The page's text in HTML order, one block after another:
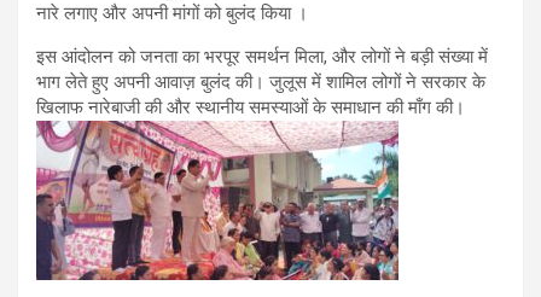
नारे लगाए और अपनी मांगों को बुलंद किया ।
इस आंदोलन को जनता का भरपूर समर्थन मिला, और लोगों ने बड़ी संख्या में
भाग लेते हुए अपनी आवाज़ बुलंद की। जुलूस में शामिल लोगों ने सरकार के
खिलाफ नारेबाजी की और स्थानीय समस्याओं के समाधान की माँग की।